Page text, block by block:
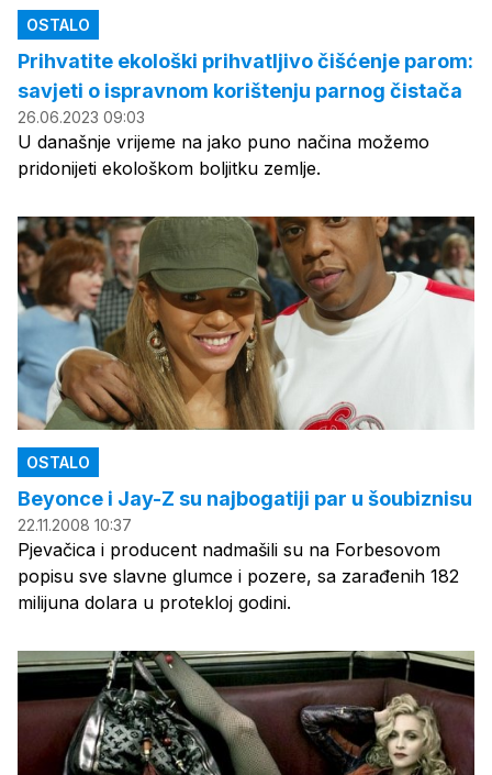
OSTALO
Prihvatite ekološki prihvatljivo čišćenje parom:
savjeti o ispravnom korištenju parnog čistača
26.06.2023 09:03
U današnje vrijeme na jako puno načina možemo
pridonijeti ekološkom boljitku zemlje.
OSTALO
Beyonce i Jay-Z su najbogatiji par u šoubiznisu
22.11.2008 10:37
Pjevačica i producent nadmašili su na Forbesovom
popisu sve slavne glumce i pozere, sa zarađenih 182
milijuna dolara u protekloj godini.